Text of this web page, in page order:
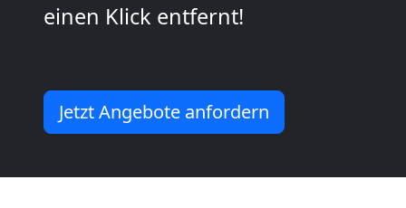
einen Klick entfernt!
Jetzt Angebote anfordern
Mann
LKW
Wolfsberg